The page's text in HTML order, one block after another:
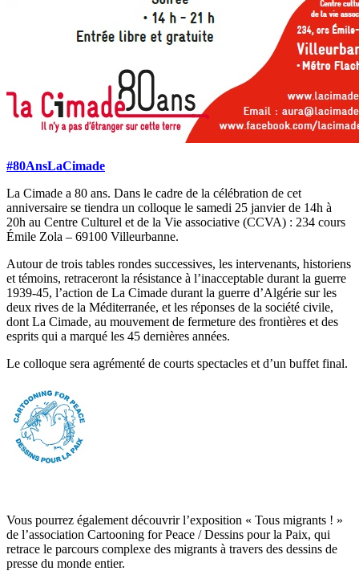
#80AnsLaCimade
La Cimade a 80 ans. Dans le cadre de la célébration de cet
anniversaire se tiendra un colloque le samedi 25 janvier de 14h à
20h au Centre Culturel et de la Vie associative (CCVA) : 234 cours
Émile Zola – 69100 Villeurbanne.
Autour de trois tables rondes successives, les intervenants, historiens
et témoins, retraceront la résistance à l’inacceptable durant la guerre
1939-45, l’action de La Cimade durant la guerre d’Algérie sur les
deux rives de la Méditerranée, et les réponses de la société civile,
dont La Cimade, au mouvement de fermeture des frontières et des
esprits qui a marqué les 45 dernières années.
Le colloque sera agrémenté de courts spectacles et d’un buffet final.
Vous pourrez également découvrir l’exposition « Tous migrants ! »
de l’association Cartooning for Peace / Dessins pour la Paix, qui
retrace le parcours complexe des migrants à travers des dessins de
presse du monde entier.